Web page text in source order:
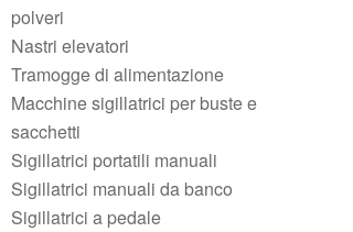
polveri
Nastri elevatori
Tramogge di alimentazione
Macchine sigillatrici per buste e
sacchetti
Sigillatrici portatili manuali
Sigillatrici manuali da banco
Sigillatrici a pedale